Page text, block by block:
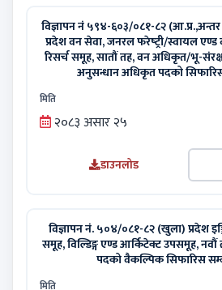
विज्ञापन नं ५९४-६०३/०८१-८२
प्रदेश वन सेवा, जनरल फरेष्‍ट्री/स्वायल
रिसर्च समूह, सातौं तह, वन अधिकृत/भू-
अनुसन्धान अधिकृत पदको
मिति
२०८३ असार २५
डाउनलोड
विज्ञापन नं. ५०४/०८१-८२ (खुला) प्रदेश
समूह, विल्डिङ्ग एण्ड आर्किटेक्ट उपसमूह, नवौं
पदको वैकल्पिक सिफारिस
मिति